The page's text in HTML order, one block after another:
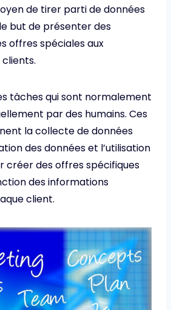
de tirer parti de données
but de présenter des
offres spéciales aux
tâches qui sont normalement
par des humains. Ces
la collecte de données
des données et l’utilisation
créer des offres spécifiques
des informations
client.